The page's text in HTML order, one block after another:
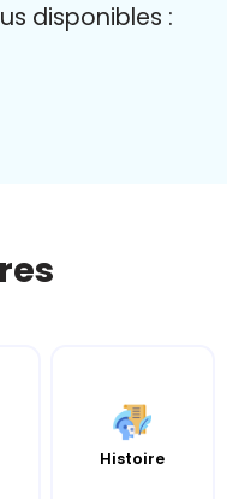
disponibles :
Histoire